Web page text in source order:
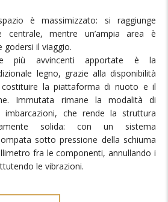
è massimizzato: si raggiunge
centrale, mentre un’ampia area è
godersi il viaggio.
più avvincenti apportate è la
legno, grazie alla disponibilità
la piattaforma di nuoto e il
Immutata rimane la modalità di
imbarcazioni, che rende la struttura
solida: con un sistema
sotto pressione della schiuma
fra le componenti, annullando i
le vibrazioni.